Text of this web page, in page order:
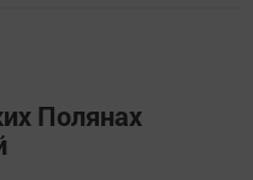
Полянах